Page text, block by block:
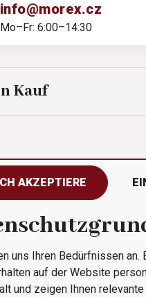
info@morex.cz
Mo–Fr: 6:00–14:30
Kauf
uns
Alle Rechte vorbehalten ©
Morex, spol. s r.o.
AKZEPTIERE
uns Ihren Bedürfnissen an.
auf der Website
und zeigen Ihnen